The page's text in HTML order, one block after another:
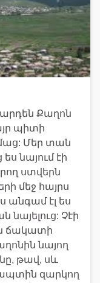
արդեն Քաղոն
պիտի
Մեր տան
նայում էի
ստվերն
մեջ հայրս
անգամ էլ ես
նայելուց: Չէի
ճակատի
նայող
թավ, սև
զարկող